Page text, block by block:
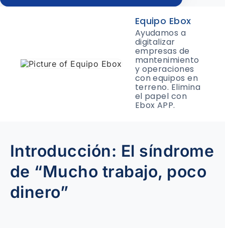
Equipo Ebox
Ayudamos a
digitalizar
empresas de
mantenimiento
y operaciones
con equipos en
terreno. Elimina
el papel con
Ebox APP.
Introducción: El síndrome
de “Mucho trabajo, poco
dinero”